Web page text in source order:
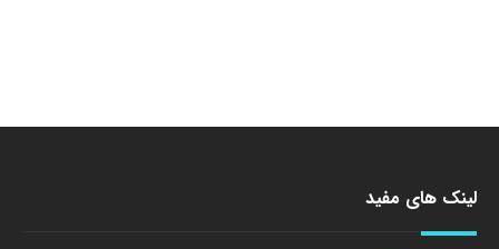
لینک های مفید